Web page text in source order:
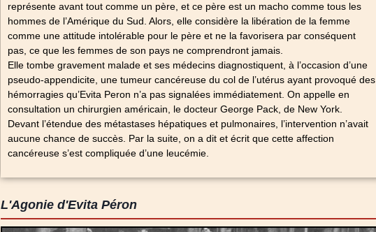
représente avant tout comme un père, et ce père est un macho comme tous les
hommes de l’Amérique du Sud. Alors, elle considère la libération de la femme
comme une attitude intolérable pour le père et ne la favorisera par conséquent
pas, ce que les femmes de son pays ne comprendront jamais.
Elle tombe gravement malade et ses médecins diagnostiquent, à l’occasion d’une
pseudo-appendicite, une tumeur cancéreuse du col de l’utérus ayant provoqué des
hémorragies qu’Evita Peron n’a pas signalées immédiatement. On appelle en
consultation un chirurgien américain, le docteur George Pack, de New York.
Devant l’étendue des métastases hépatiques et pulmonaires, l’intervention n’avait
aucune chance de succès. Par la suite, on a dit et écrit que cette affection
cancéreuse s’est compliquée d’une leucémie.
L'Agonie d'Evita Péron